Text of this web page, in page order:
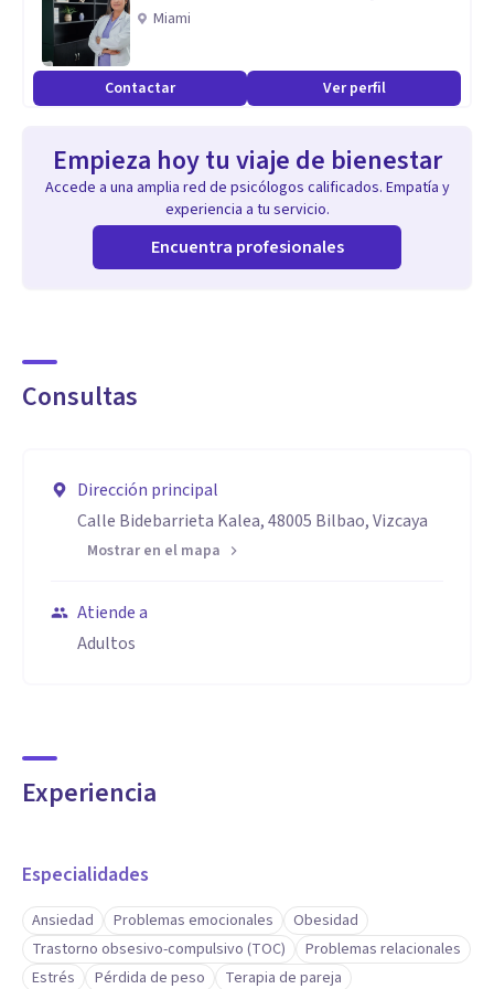
Mi intervención se basa en la evidencia científica y en un
abordaje individualizado, respetando el ritmo y las
circunstancias de cada persona.
Aptitudes
Amplia experiencia clínica en ansiedad y trauma.
Psicoterapia EMDR.
Elaboración de informes periciales y contrainformes.
Experiencia docente universitaria en Psicología.
Miami
Contactar Ver perfil
Empieza hoy tu viaje de bienestar
Accede a una amplia red de psicólogos calificados. Empatía y
experiencia a tu servicio.
Encuentra profesionales
Consultas
Dirección principal
Calle Bidebarrieta Kalea, 48005 Bilbao, Vizcaya
Mostrar en el mapa
Atiende a
Adultos
Experiencia
Especialidades
Ansiedad Problemas emocionales
Obesidad
Trastorno obsesivo-compulsivo (TOC)
Problemas relacionales
Estrés
Pérdida de peso Terapia de pareja